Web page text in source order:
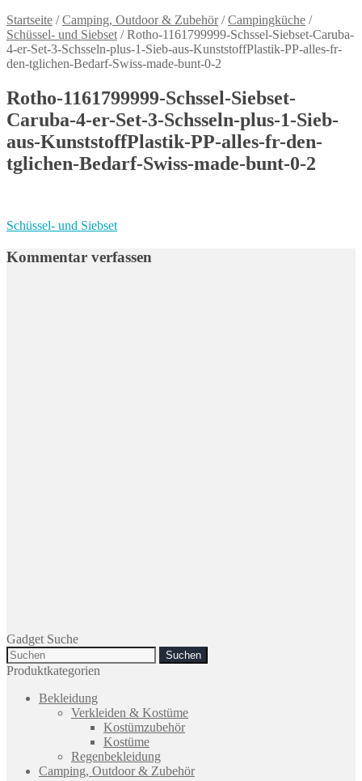
Startseite /Camping, Outdoor & Zubehör/Campingküche /
Schüssel- und Siebset /Rotho-1161799999-Schssel-Siebset-Caruba-
4-er-Set-3-Schsseln-plus-1-Sieb-aus-KunststoffPlastik-PP-alles-fr-
den-tglichen-Bedarf-Swiss-made-bunt-0-2
Rotho-1161799999-Schssel-Siebset-
Caruba-4-er-Set-3-Schsseln-plus-1-Sieb-
aus-KunststoffPlastik-PP-alles-fr-den-
tglichen-Bedarf-Swiss-made-bunt-0-2
Beitragsnavigation
Vorheriger
Schüssel- und Siebset
Kommentar verfassen
Gadget Suche
Search
for:
Produktkategorien
Bekleidung
Verkleiden & Kostüme
Kostümzubehör
Kostüme
Regenbekleidung
Camping, Outdoor & Zubehör